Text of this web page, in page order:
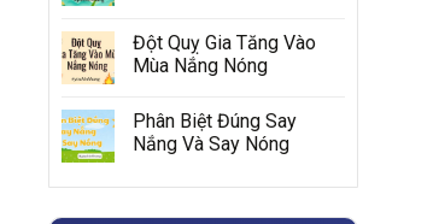
Đột Quỵ Gia Tăng Vào
Mùa Nắng Nóng
Phân Biệt Đúng Say
Nắng Và Say Nóng